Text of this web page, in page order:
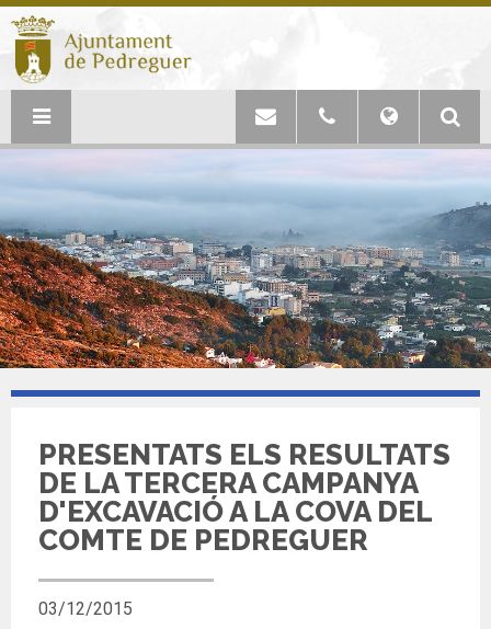
PRESENTATS ELS RESULTATS
DE LA TERCERA CAMPANYA
D'EXCAVACIÓ A LA COVA DEL
COMTE DE PEDREGUER
03/12/2015